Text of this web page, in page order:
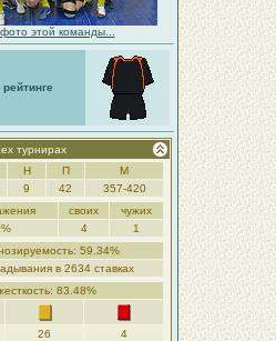
этой команды...
турнирах
Н П
М
9 42
357-420
своих
чужих
4
1
59.34%
в 2634 ставках
83.48%
26 4